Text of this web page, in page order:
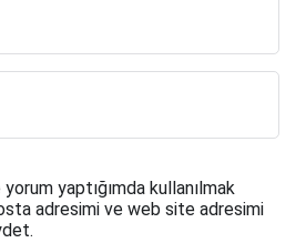
yaptığımda kullanılmak
adresimi ve web site adresimi